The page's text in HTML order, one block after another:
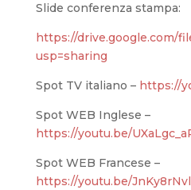
Slide conferenza stampa:
https://drive.google.com/
usp=sharing
Spot TV italiano – https://
Spot WEB Inglese –
https://youtu.be/
Spot WEB Francese –
https://youtu.be/